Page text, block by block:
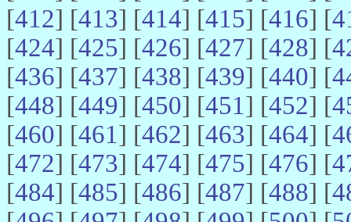
[412] [413] [414] [415] [416] [
[424] [425] [426] [427] [428] [
[436] [437] [438] [439] [440] [
[448] [449] [450] [451] [452] [
[460] [461] [462] [463] [464] [
[472] [473] [474] [475] [476] [
[484] [485] [486] [487] [488] [